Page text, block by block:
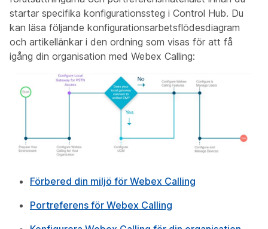
startar specifika konfigurationssteg i Control Hub. Du
kan läsa följande konfigurationsarbetsflödesdiagram
och artikellänkar i den ordning som visas för att få
igång din organisation med Webex Calling:
Förbered din miljö för Webex Calling
Portreferens för Webex Calling